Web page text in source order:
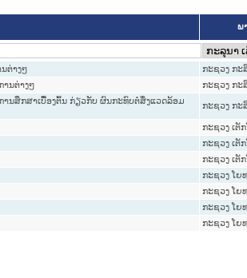
ພ
ຕ່າງໆ ກະຊວງ ກະ
ນຕ່າງໆ ກະຊວງ ກະ
ານສຶກສາເບື້ອງຕົ້ນ ກ່ຽວກັບ ຜົນກະທົບຕໍ່ສິ່ງແວດລ້ອມ
ກະຊວງ ກະ
ກະຊວງ ເຕັ
ກະຊວງ ເຕັ
ກະຊວງ ເຕັ
ກະຊວງ ໂຍ
ກະຊວງ ໂຍ
ກະຊວງ ໂຍ
ກະຊວງ ໂຍ